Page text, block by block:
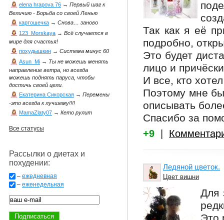
Так как я её
подробно,
Это будет
лицо и
И все, кто
Поэтому мне
описывать
Спасибо за
+9
Ледяной цветок.
Цвет вишни
Для
elena hrapova 76 → Первый шаг к
Величию - Борьба со своей Ленью
картошечка → Снова… заново
123_Morskaya → Всё случается в
мире для счастья!
похудышкин → Система минус 60
Asun_Mi → Ты не можешь менять
направление ветра, но всегда
можешь поднять паруса, чтобы
достичь своей цели.
Екатерина Сикорская → Перемены
-это всегда к лучшему!!!!
MamaZlaty07 → Кето рулит
Все статусы
Рассылки о диетах и
похудении:
– ежедневная
– еженедельная